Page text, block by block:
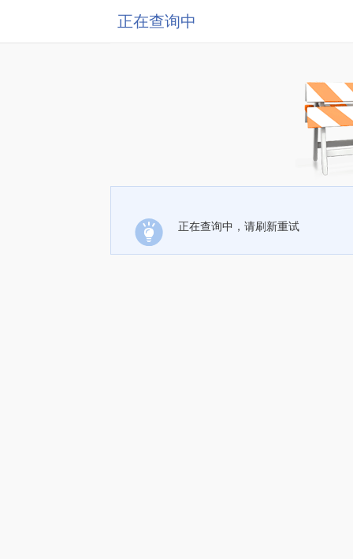
正在查询中
正在查询中，请刷新重试